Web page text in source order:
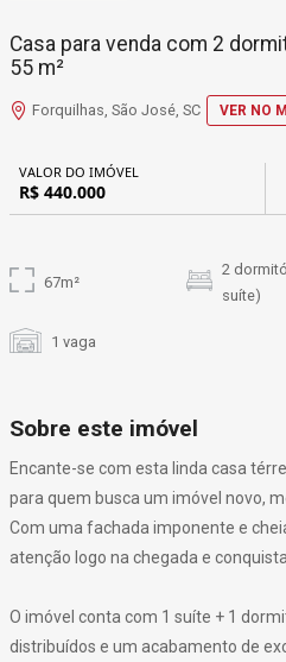
Casa para venda com 2
55 m²
Forquilhas, São José, SC VER NO
VALOR DO IMÓVEL
R$ 440.000
67m²
2
suíte)
1 vaga
Sobre este imóvel
Encante-se com esta linda casa
para quem busca um imóvel novo,
Com uma fachada imponente e
atenção logo na chegada e
O imóvel conta com 1 suíte + 1
distribuídos e um acabamento de